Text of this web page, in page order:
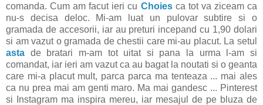
comanda. Cum am facut ieri cu Choiesca tot va ziceam ca
nu-s decisa deloc. Mi-am luat un pulovar subtire si o
gramada de accesorii, iar au preturi incepand cu 1,90 dolari
si am vazut o gramada de chestii care mi-au placut. La setul
asta de bratari m-am tot uitat si pana la urma l-am si
comandat, iar ieri am vazut ca au bagat la noutati si o geanta
care mi-a placut mult, parca parca ma tenteaza ... mai ales
ca nu prea mai am genti maro. Ma mai gandesc ... Pinterest
si Instagram ma inspira mereu, iar mesajul de pe bluza de